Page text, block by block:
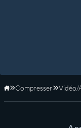
Accueil
Compresser Vidéo/